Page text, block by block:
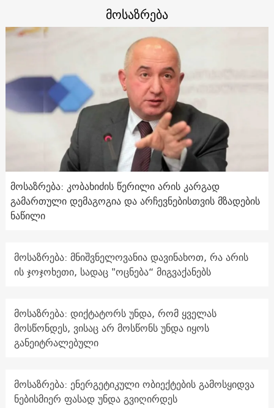
მოსაზრება
მოსაზრება: კობახიძის წერილი არის კარგად
გამართული დემაგოგია და არჩევნებისთვის მზადების
ნაწილი
მოსაზრება: მნიშვნელოვანია დავინახოთ, რა არის
ის ჯოჯოხეთი, სადაც "ოცნება“ მიგვაქანებს
მოსაზრება: დიქტატორს უნდა, რომ ყველას
მოსწონდეს, ვისაც არ მოსწონს უნდა იყოს
განეიტრალებული
მოსაზრება: ენერგეტიკული ობიექტების გამოსყიდვა
ნებისმიერ ფასად უნდა გვიღირდეს